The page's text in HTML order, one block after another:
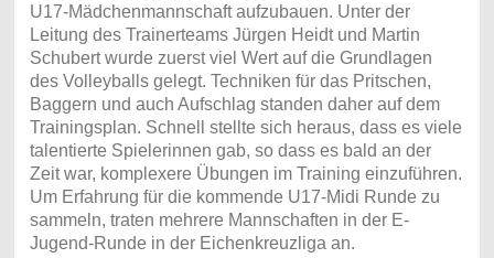
U17-Mädchenmannschaft aufzubauen. Unter der
Leitung des Trainerteams Jürgen Heidt und Martin
Schubert wurde zuerst viel Wert auf die Grundlagen
des Volleyballs gelegt. Techniken für das Pritschen,
Baggern und auch Aufschlag standen daher auf dem
Trainingsplan. Schnell stellte sich heraus, dass es viele
talentierte Spielerinnen gab, so dass es bald an der
Zeit war, komplexere Übungen im Training einzuführen.
Um Erfahrung für die kommende U17-Midi Runde zu
sammeln, traten mehrere Mannschaften in der E-
Jugend-Runde in der Eichenkreuzliga an.